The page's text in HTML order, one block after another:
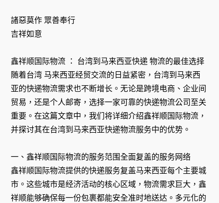
諸惡莫作 眾善奉行
吉祥如意
鑫祥顺国际物流 ： 台湾到马来西亚快递 物流的最佳选择
随着台湾 马来西亚经贸交流的日益紧密，台湾到马来西
亚的快递物流需求也不断增长。无论是跨境电商、企业间
贸易，还是个人邮寄，选择一家可靠的快递物流公司至关
重要。在这篇文章中，我们将详细介绍鑫祥顺国际物流，
并探讨其在台湾到马来西亚快递物流服务中的优势。
一、鑫祥顺国际物流的服务范围全面复盖的服务网络
鑫祥顺国际物流提供的快递服务复盖马来西亚每个主要城
市。这些城市是经济活动的核心区域，物流需求巨大，鑫
祥顺能够确保每一份包裹都能安全准时地送达。多元化的